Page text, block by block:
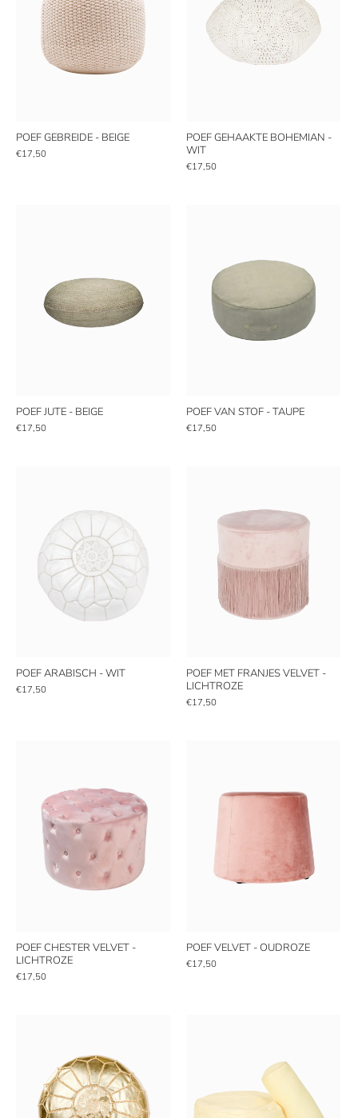
POEF GEBREIDE - BEIGE
€17,50
POEF GEHAAKTE BOHEMIAN -
WIT
€17,50
POEF JUTE - BEIGE
€17,50
POEF VAN STOF - TAUPE
€17,50
POEF ARABISCH - WIT
€17,50
POEF MET FRANJES VELVET -
LICHTROZE
€17,50
POEF CHESTER VELVET -
LICHTROZE
€17,50
POEF VELVET - OUDROZE
€17,50